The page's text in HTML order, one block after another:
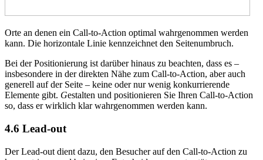
Orte an denen ein Call-to-Action optimal wahrgenommen werden
kann. Die horizontale Linie kennzeichnet den Seitenumbruch.
Bei der Positionierung ist darüber hinaus zu beachten, dass es –
insbesondere in der direkten Nähe zum Call-to-Action, aber auch
generell auf der Seite – keine oder nur wenig konkurrierende
Elemente gibt. Gestalten und positionieren Sie Ihren Call-to-Action
so, dass er wirklich klar wahrgenommen werden kann.
4.6 Lead-out
Der Lead-out dient dazu, den Besucher auf den Call-to-Action zu